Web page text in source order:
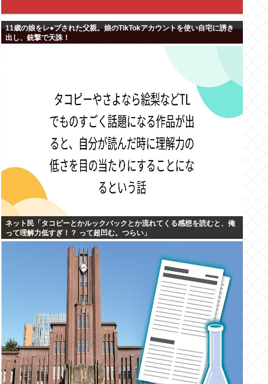
11歳の娘をレ●プされた父親。娘のTikTokアカウントを使い自宅に誘き
出し、銃撃で天誅！
ネット民「タコピーとかルックバックとか流れてくる感想を読むと、俺
って理解力低すぎ！？ って超凹む。つらい」